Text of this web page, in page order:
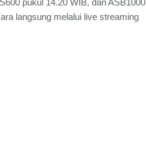
langsung melalui live streaming